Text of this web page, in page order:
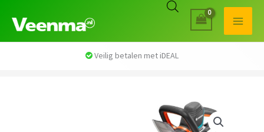
Veilig betalen met iDEAL